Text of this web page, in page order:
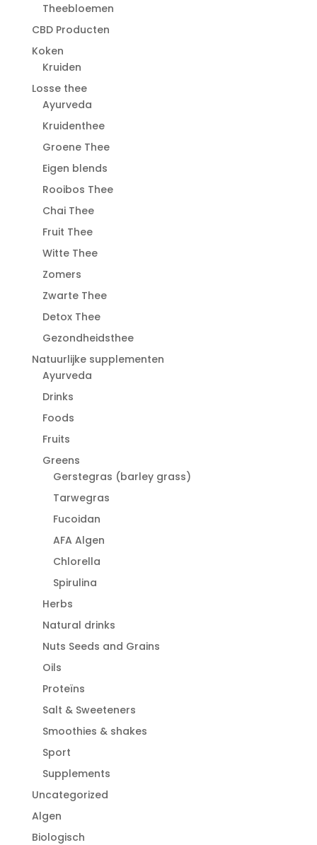
Theebloemen
CBD Producten
Koken
Kruiden
Losse thee
Ayurveda
Kruidenthee
Groene Thee
Eigen blends
Rooibos Thee
Chai Thee
Fruit Thee
Witte Thee
Zomers
Zwarte Thee
Detox Thee
Gezondheidsthee
Natuurlijke supplementen
Ayurveda
Drinks
Foods
Fruits
Greens
Gerstegras (barley grass)
Tarwegras
Fucoidan
AFA Algen
Chlorella
Spirulina
Herbs
Natural drinks
Nuts Seeds and Grains
Oils
Proteïns
Salt & Sweeteners
Smoothies & shakes
Sport
Supplements
Uncategorized
Algen
Biologisch